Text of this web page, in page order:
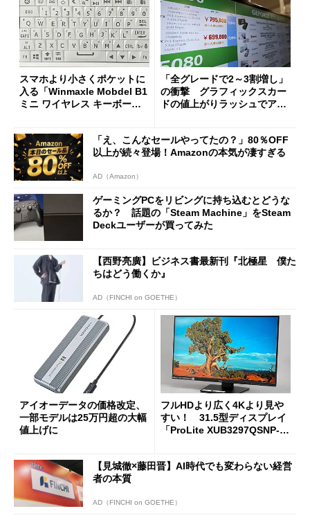
スマホより小さくポケットに
入る「Winmaxle Mobdel B1
ミニ ワイヤレス キーボー
「全グレードで2～3割増し」
の衝撃 グラフィックスカー
ドの値上がりラッシュでアキ
「え、こんなセールやってたの？」80％OFF
以上が続々登場！Amazonの本気が凄すぎる
AD（Amazon）
ゲーミングPCをリビングに持ち込むとどうな
るか？ 話題の「Steam Machine」をSteam
Deckユーザーが買ってみた
【西野亮廣】ビジネス書最新刊『北極星 僕た
ちはどう働くか』
AD（FINCHI on GOETHE）
アイオーデータの価格改定、
一部モデルは25万円超の大幅
値上げに
フルHDより広く4Kより見や
すい！ 31.5型ディスプレイ
「ProLite XUB3297QSNP-B
【見城徹×藤田晋】AI時代でも変わらない経営
者の本質
AD（FINCHI on GOETHE）